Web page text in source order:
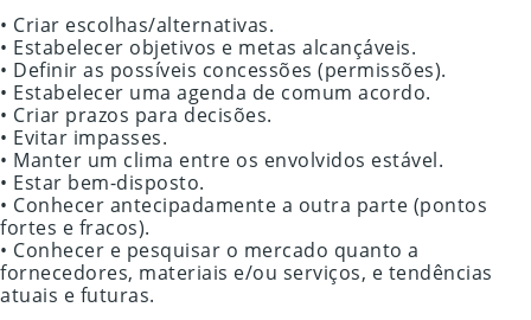
• Criar escolhas/alternativas.
• Estabelecer objetivos e metas alcançáveis.
• Definir as possíveis concessões (permissões).
• Estabelecer uma agenda de comum acordo.
• Criar prazos para decisões.
• Evitar impasses.
• Manter um clima entre os envolvidos estável.
• Estar bem-disposto.
• Conhecer antecipadamente a outra parte (pontos
fortes e fracos).
• Conhecer e pesquisar o mercado quanto a
fornecedores, materiais e/ou serviços, e tendências
atuais e futuras.